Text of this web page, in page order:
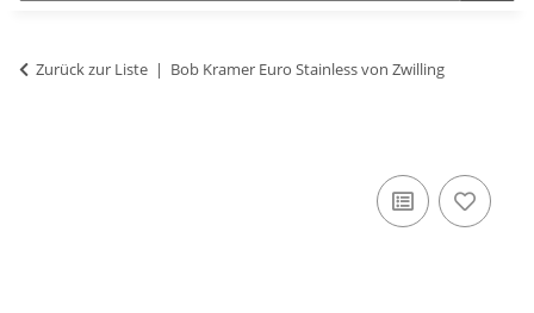
Zurück zur Liste Bob Kramer Euro Stainless von Zwilling